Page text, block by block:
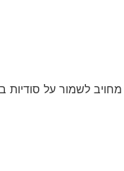
לשמור על סודיות